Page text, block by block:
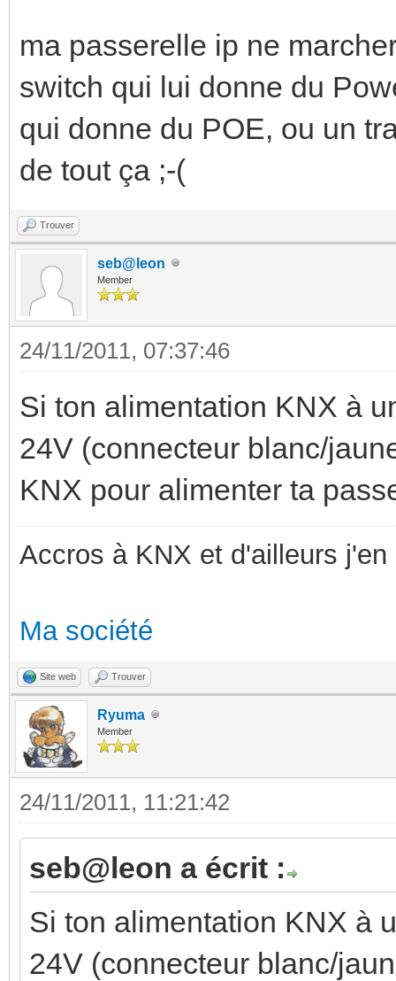
ma passerelle ip ne
switch qui lui donne du
qui donne du POE, ou un
de tout ça ;-(
Trouver
seb@leon
Member
24/11/2011, 07:37:46
Si ton alimentation KNX à
24V (connecteur blanc/
KNX pour alimenter ta
Accros à KNX et d'ailleurs
Ma société
Site web Trouver
Ryuma
Member
24/11/2011, 11:21:42
seb@leon a écrit :
Si ton alimentation KNX à
24V (connecteur blanc/